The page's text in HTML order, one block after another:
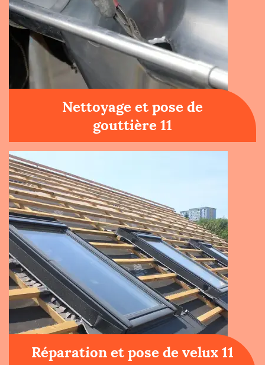
Nettoyage et pose de
gouttière 11
Réparation et pose de velux 11